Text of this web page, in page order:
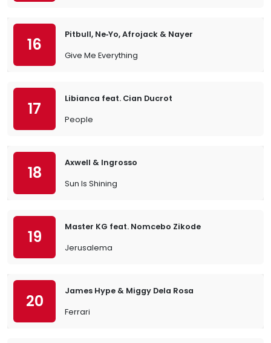
16
Pitbull, Ne‐Yo, Afrojack & Nayer
Give Me Everything
17
Libianca feat. Cian Ducrot
People
18
Axwell & Ingrosso
Sun Is Shining
19
Master KG feat. Nomcebo Zikode
Jerusalema
20
James Hype & Miggy Dela Rosa
Ferrari